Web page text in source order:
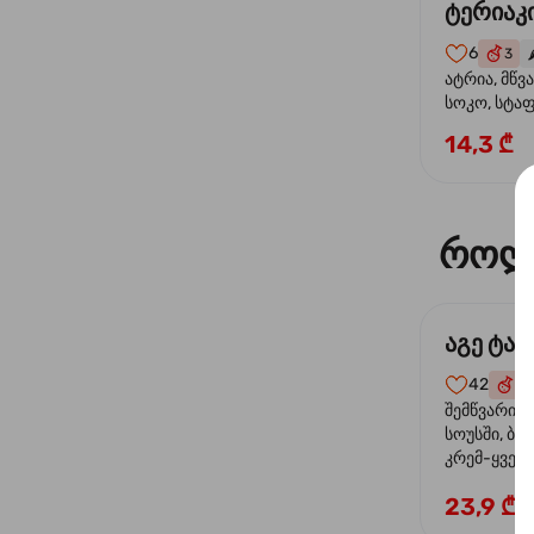
6 3
ატრია,
სოკო,
ტერიაკის
14,3 ₾
აგე
42
შემწვარი
სოუსში,
კრემ-
23,9 ₾